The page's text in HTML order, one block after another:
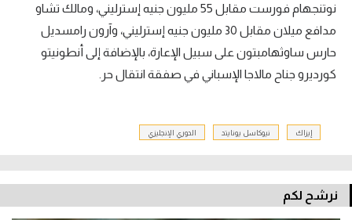
نوتنجهام فورست مقابل 55 مليون جنيه إسترليني، ومالك تشاو
مدافع ميلان مقابل 30 مليون جنيه إسترليني، وآرون رامسديل
حارس ساوثهامبتون على سبيل الإعارة، بالإضافة إلى أنطونيتو
كورديرو جناح مالاجا الإسباني في صفقة انتقال حر.
إيزاك نيوكاسل يونايتد الدوري الإنجليزي
نرشح لكم